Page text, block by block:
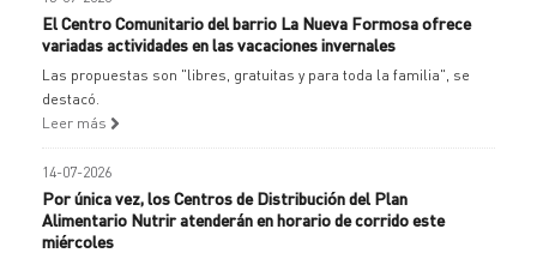
El Centro Comunitario del barrio La Nueva Formosa ofrece
variadas actividades en las vacaciones invernales
Las propuestas son "libres, gratuitas y para toda la familia", se
destacó.
Leer más
14-07-2026
Por única vez, los Centros de Distribución del Plan
Alimentario Nutrir atenderán en horario de corrido este
miércoles